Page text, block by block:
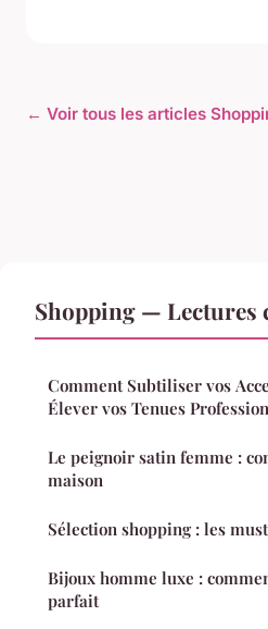
← Voir tous les articles
Shopping — Lectures
Comment Subtiliser vos
Élever vos Tenues
Le peignoir satin femme :
maison
Sélection shopping : les
Bijoux homme luxe :
parfait